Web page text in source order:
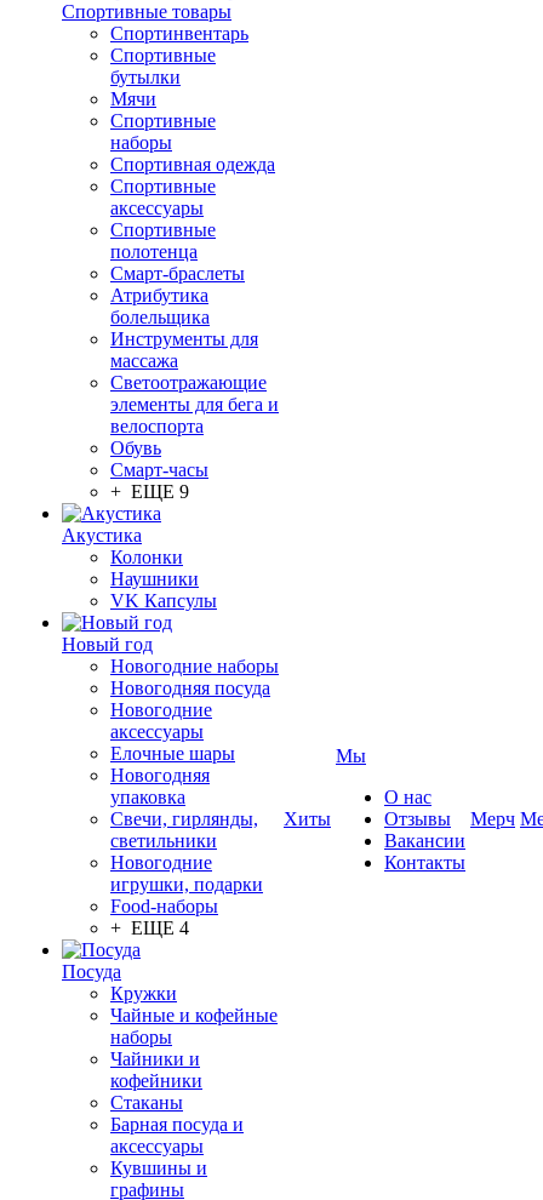
Спортивные товары
Спортинвентарь
Спортивные
бутылки
Мячи
Спортивные
наборы
Спортивная одежда
Спортивные
аксессуары
Спортивные
полотенца
Смарт-браслеты
Атрибутика
болельщика
Инструменты для
массажа
Светоотражающие
элементы для бега и
велоспорта
Обувь
Смарт-часы
+ ЕЩЕ 9
Акустика
Колонки
Наушники
VK Капсулы
Новый год
Новогодние наборы
Новогодняя посуда
Новогодние
аксессуары
Елочные шары
Новогодняя
упаковка
Свечи, гирлянды,
светильники
Новогодние
игрушки, подарки
Food-наборы
+ ЕЩЕ 4
Посуда
Кружки
Чайные и кофейные
наборы
Чайники и
кофейники
Стаканы
Барная посуда и
аксессуары
Кувшины и
графины
Хиты
Мы
О нас
Отзывы
Вакансии
Контакты
Мерч